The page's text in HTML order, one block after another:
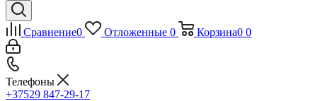
Сравнение0 Отложенные 0 Корзина0 0
Телефоны
+37529 847-29-17‬